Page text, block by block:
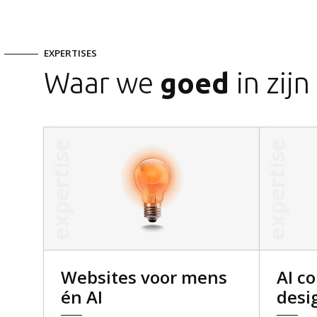
EXPERTISES
Waar we goed in zijn
Websites voor mens
én AI
AI
Volg ons
LinkedIn
Facebook
Instagram